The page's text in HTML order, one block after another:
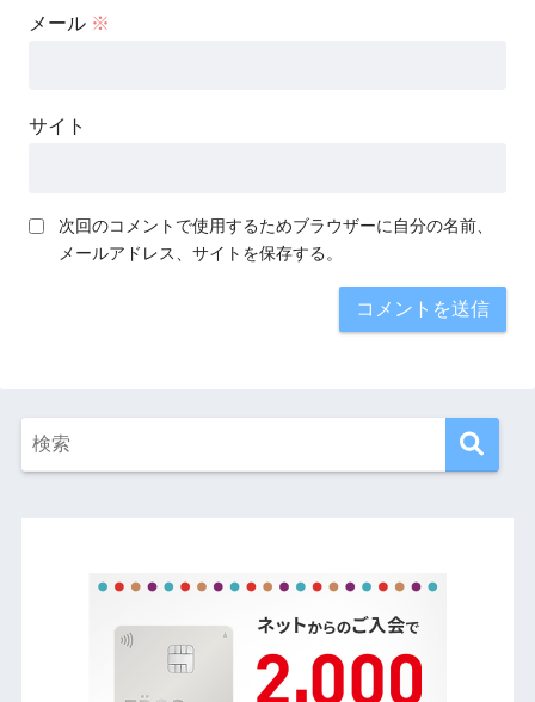
メール ※
サイト
次回のコメントで使用するためブラウザーに自分の名前、
メールアドレス、サイトを保存する。